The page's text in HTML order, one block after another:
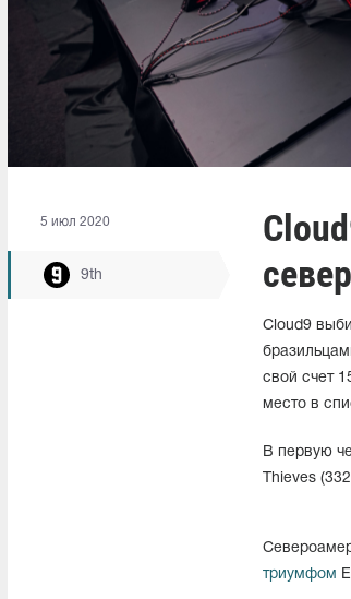
5 июл 2020
9th
Cloud9
свой счет
место в
В первую
Thieves
триумфом